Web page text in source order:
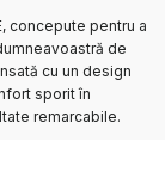
concepute pentru a
de
cu un design
sporit în
remarcabile.